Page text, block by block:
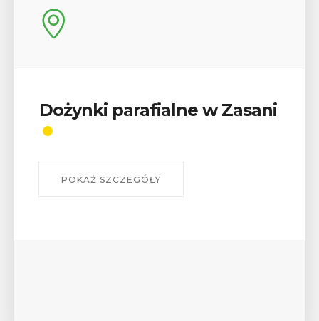
Wykład „Jak zdobyć
W środę 12 sierpnia o godz. 17 w Miejskiej